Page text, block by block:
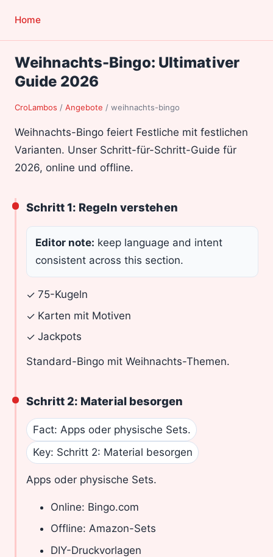
Home
Weihnachts-Bingo: Ultimativer
Guide 2026
CroLambos / Angebote / weihnachts-bingo
Weihnachts-Bingo feiert Festliche mit festlichen
Varianten. Unser Schritt-für-Schritt-Guide für
2026, online und offline.
Schritt 1: Regeln verstehen
Editor note: keep language and intent
consistent across this section.
✓ 75-Kugeln
✓ Karten mit Motiven
✓ Jackpots
Standard-Bingo mit Weihnachts-Themen.
Schritt 2: Material besorgen
Fact: Apps oder physische Sets.
Key: Schritt 2: Material besorgen
Apps oder physische Sets.
Online: Bingo.com
Offline: Amazon-Sets
DIY-Druckvorlagen